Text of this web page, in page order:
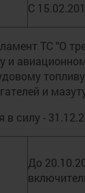
С
ТС "О
и
и
в силу -
До